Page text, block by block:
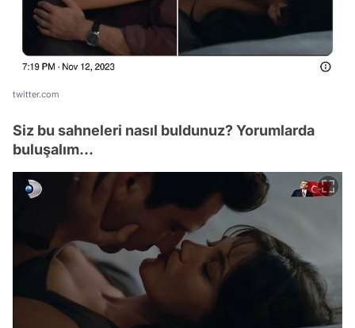
twitter.com
Siz bu sahneleri nasıl buldunuz? Yorumlarda
buluşalım...
Video
Test